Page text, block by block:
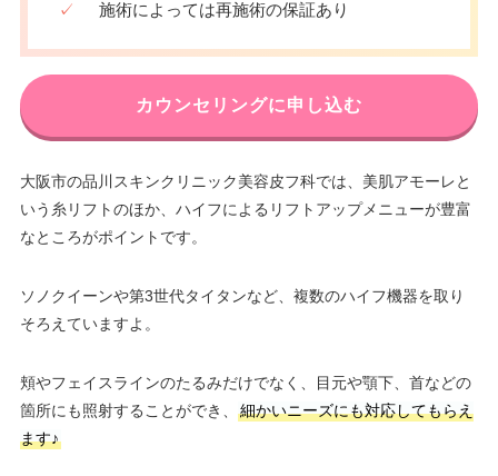
✓ 施術によっては再施術の保証あり
カウンセリングに申し込む
大阪市の品川スキンクリニック美容皮フ科では、美肌アモーレと
いう糸リフトのほか、ハイフによるリフトアップメニューが豊富
なところがポイントです。
ソノクイーンや第3世代タイタンなど、複数のハイフ機器を取り
そろえていますよ。
頬やフェイスラインのたるみだけでなく、目元や顎下、首などの
箇所にも照射することができ、
細かいニーズにも対応してもらえ
ます♪